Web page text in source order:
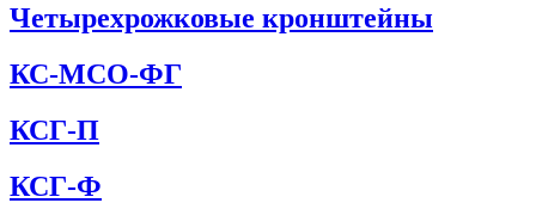
Четырехрожковые кронштейны
КС-МСО-ФГ
КСГ-П
КСГ-Ф